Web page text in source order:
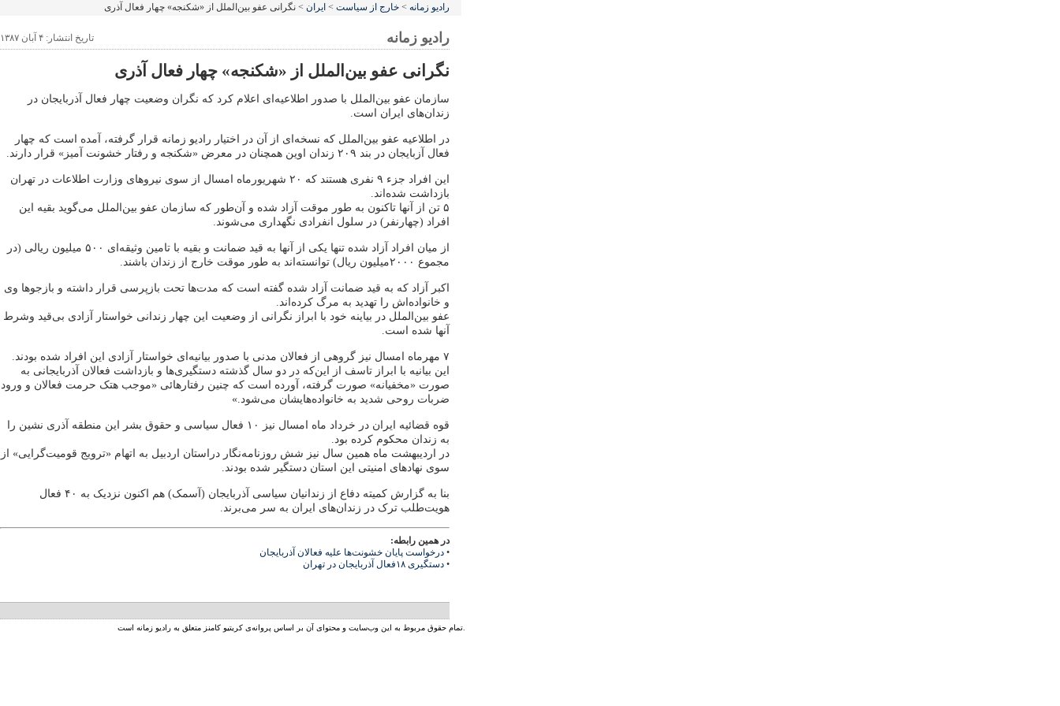
رادیو زمانه > خارج از سیاست > ایران > نگرانی عفو بین‌الملل از «شکنجه» چهار فعال آذری
رادیو زمانه تاریخ انتشار: ۴ آبان ۱۳۸۷
نگرانی عفو بین‌الملل از «شکنجه» چهار فعال آذری
سازمان عفو بین‌الملل با صدور اطلاعیه‌ای اعلام کرد که نگران وضعیت چهار فعال آذربایجان در
زندان‌های ایران است.
در اطلاعیه عفو بین‌الملل که نسخه‌ای از آن در اختیار رادیو زمانه قرار گرفته، آمده است که چهار
فعال آزبایجان در بند ۲۰۹ زندان اوین همچنان در معرض «شکنجه و رفتار خشونت آمیز» قرار دارند.
این افراد جزء ۹ نفری هستند که ۲۰ شهریورماه امسال از سوی نیرو‌های وزارت اطلاعات در تهران
بازداشت شده‌اند.
۵ تن از آنها تاکنون به طور موقت آزاد شده‌ و آن‌طور که سازمان عفو بین‌الملل می‌گوید بقیه این
افراد (چهارنفر) در سلول انفرادی نگهداری می‌شوند.
از میان افراد آزاد شده تنها یکی از آنها به قید ضمانت و بقیه با تامین وثیقه‌ای ۵۰۰ میلیون ریالی (در
مجموع ۲۰۰۰میلیون ریال) توانسته‌اند به طور موقت خارج از زندان باشند.
اکبر آزاد که به قید ضمانت آزاد شده گفته است که مدت‌ها تحت بازپرسی‌ قرار داشته و بازجو‌ها وی
و خانواده‌اش را تهدید به مرگ کرده‌اند.
عفو بین‌الملل در بیاینه خود با ابراز نگرانی از وضعیت این چهار زندانی خواستار آزادی بی‌قید وشرط
آنها شده است.
۷ مهرماه امسال نیز گروهی از فعالان مدنی با صدور بیانیه‌ای خواستار آزادی این افراد شده بودند.
این بیانیه با ابراز تاسف از این‌که در دو سال گذشته دستگیری‌ها و بازداشت فعالان آذربایجانی به
صورت «مخفیانه» صورت گرفته، آورده است که چنین رفتارهائی «موجب هتک حرمت فعالان و ورود
ضربات روحی شدید به خانواده‌هایشان می‌شود.»
قوه قضائیه ایران در خرداد ماه امسال نیز ۱۰ فعال سیاسی و حقوق بشر این منطقه آذری نشین را
به زندان‌ محکوم کرده بود.
در اردیبهشت ماه همین سال نیز شش روزنامه‌نگار دراستان اردبیل به اتهام «ترویج قومیت‌گرایی» از
سوی نهاد‌های امنیتی این استان دستگیر شده بودند.
بنا به گزارش کمیته دفاع از زندانیان سیاسی آذربایجان (آسمک) هم اکنون نزدیک به ۴۰ فعال
هویت‌طلب ترک در زندان‌های ایران به سر می‌برند.
در همین رابطه:
• درخواست پایان خشونت‌ها علیه فعالان آذربایجان
• دستگیری ۱۸فعال آذربایجان در تهران